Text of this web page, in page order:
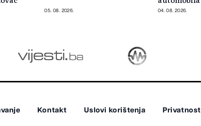
05. 08. 2026.
rizično
04. 08. 2026.
Kontakt Uslovi korištenja Privatnost